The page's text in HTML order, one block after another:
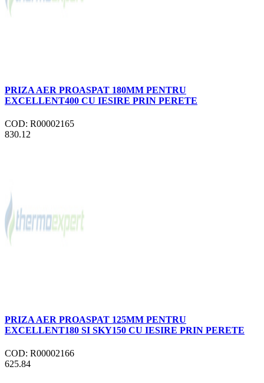
PRIZA AER PROASPAT 180MM PENTRU
EXCELLENT400 CU IESIRE PRIN PERETE
COD: R00002165
830.12
PRIZA AER PROASPAT 125MM PENTRU
EXCELLENT180 SI SKY150 CU IESIRE PRIN PERETE
COD: R00002166
625.84